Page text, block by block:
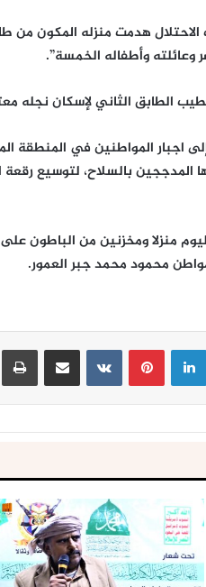
وأطفاله الخمسة”.
الطابق الثاني لإسكان نجله
اجبار المواطنين في المنطقة
المدججين بالسلاح، لتوسيع
محمود محمد جبر العمور.
لينكدإنبينتيريست مشاركة عبر البريد